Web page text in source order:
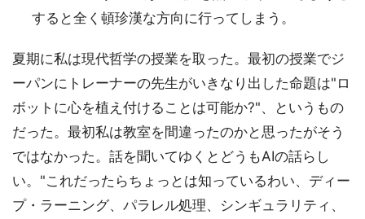
すると全く頓珍漢な方向に行ってしまう。
夏期に私は現代哲学の授業を取った。最初の授業でジ
ーパンにトレーナーの先生がいきなり出した命題は"ロ
ボットに心を植え付けることは可能か?"、というもの
だった。最初私は教室を間違ったのかと思ったがそう
ではなかった。話を聞いてゆくとどうもAIの話らし
い。"これだったらちょっとは知っているわい、ディー
プ・ラーニング、パラレル処理、シンギュラリティ、